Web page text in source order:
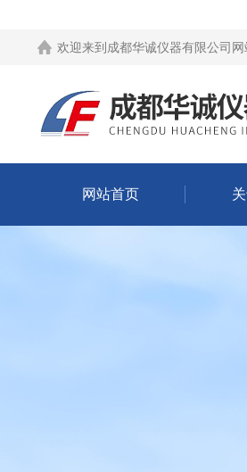
欢迎来到 成都华诚仪器有限公司网
网站首页